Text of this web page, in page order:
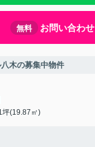
無料 お問い合わせ
木の募集中物件
坪(19.87㎡)